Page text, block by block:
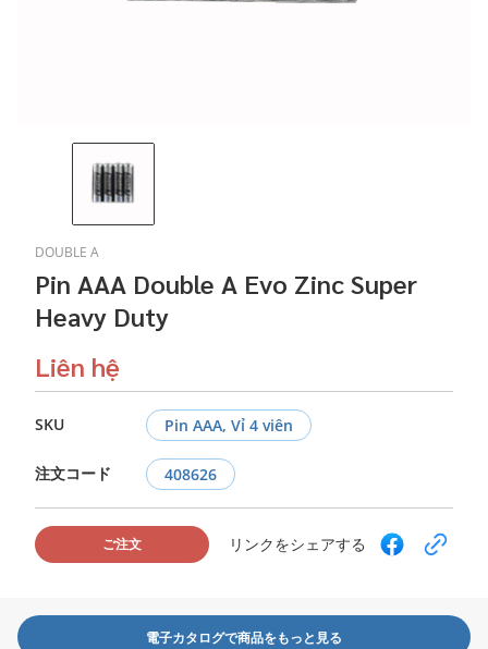
DOUBLE A
Pin AAA Double A Evo Zinc Super
Heavy Duty
Liên hệ
SKU Pin AAA, Vỉ 4 viên
注文コード 408626
ご注文 リンクをシェアする
電子カタログで商品をもっと見る